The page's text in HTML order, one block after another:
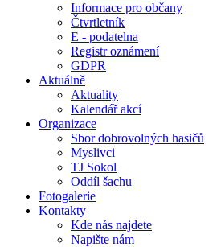
Informace pro občany
Čtvrtletník
E - podatelna
Registr oznámení
GDPR
Aktuálně
Aktuality
Kalendář akcí
Organizace
Sbor dobrovolných hasičů
Myslivci
TJ Sokol
Oddíl šachu
Fotogalerie
Kontakty
Kde nás najdete
Napište nám